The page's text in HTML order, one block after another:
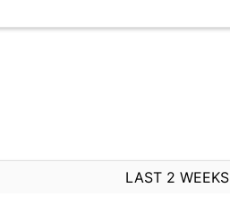
LAST 2 WEEKS